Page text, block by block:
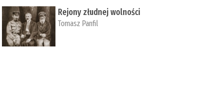
Rejony złudnej wolności
Tomasz Panfil